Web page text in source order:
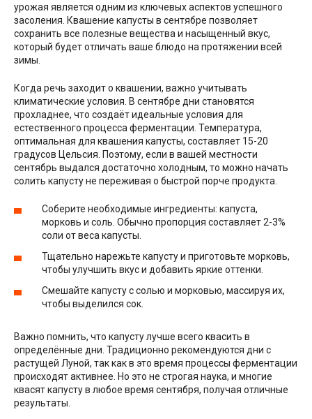
урожая является одним из ключевых аспектов успешного
засоления. Квашение капусты в сентябре позволяет
сохранить все полезные вещества и насыщенный вкус,
который будет отличать ваше блюдо на протяжении всей
зимы.
Когда речь заходит о квашении, важно учитывать
климатические условия. В сентябре дни становятся
прохладнее, что создаёт идеальные условия для
естественного процесса ферментации. Температура,
оптимальная для квашения капусты, составляет 15-20
градусов Цельсия. Поэтому, если в вашей местности
сентябрь выдался достаточно холодным, то можно начать
солить капусту не переживая о быстрой порче продукта.
Соберите необходимые ингредиенты: капуста,
морковь и соль. Обычно пропорция составляет 2-3%
соли от веса капусты.
Тщательно нарежьте капусту и приготовьте морковь,
чтобы улучшить вкус и добавить яркие оттенки.
Смешайте капусту с солью и морковью, массируя их,
чтобы выделился сок.
Важно помнить, что капусту лучше всего квасить в
определённые дни. Традиционно рекомендуются дни с
растущей Луной, так как в это время процессы ферментации
происходят активнее. Но это не строгая наука, и многие
квасят капусту в любое время сентября, получая отличные
результаты.